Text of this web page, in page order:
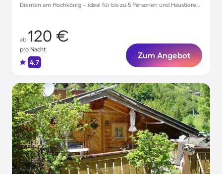
Dienten am Hochkönig – ideal für bis zu 5 Personen und Haustiere
ab 120 €
pro Nacht
4.7
Zum Angebot